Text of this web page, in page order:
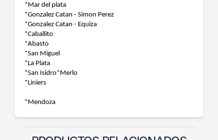
*Mar del plata
*Gonzalez Catan - Simon Perez
*Gonzalez Catan - Equiza
*Caballito
*Abasto
*San Miguel
*La Plata
*San Isidro*Merlo
*Liniers
*Mendoza